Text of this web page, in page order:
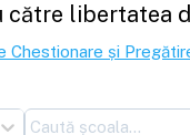
libertatea
Chestionare și